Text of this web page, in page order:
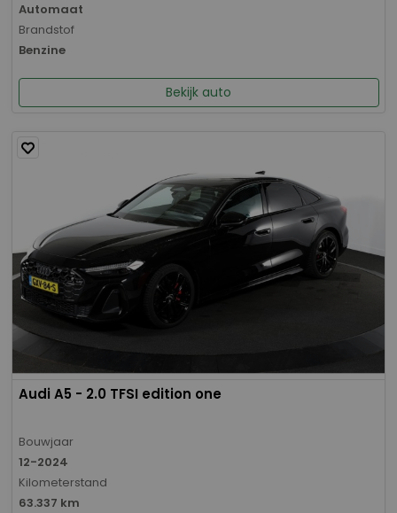
Automaat
Brandstof
Benzine
Bekijk auto
Audi A5 - 2.0 TFSI edition one
Bouwjaar
12-2024
Kilometerstand
63.337 km